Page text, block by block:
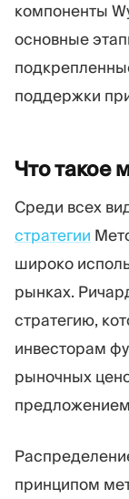
компоненты
основные
поддержки
Что такое
Среди всех
стратегии
широко
рынках.
стратегию,
инвесторам
рыночных
принципом